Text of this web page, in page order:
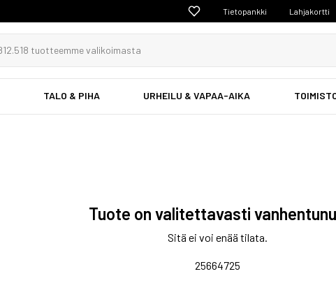
Tietopankki Lahjakortti
TALO & PIHA URHEILU & VAPAA-AIKA
Tuote on valitettavasti
Sitä ei voi enää tilata.
25664725